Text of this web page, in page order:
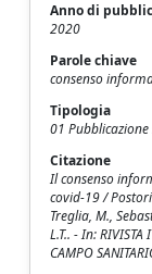
Anno di
2020
Parole chiave
consenso
Tipologia
01
Citazione
Il consenso
covid-19 /
Treglia, M.,
L.T.. - In: RIVISTA
CAMPO